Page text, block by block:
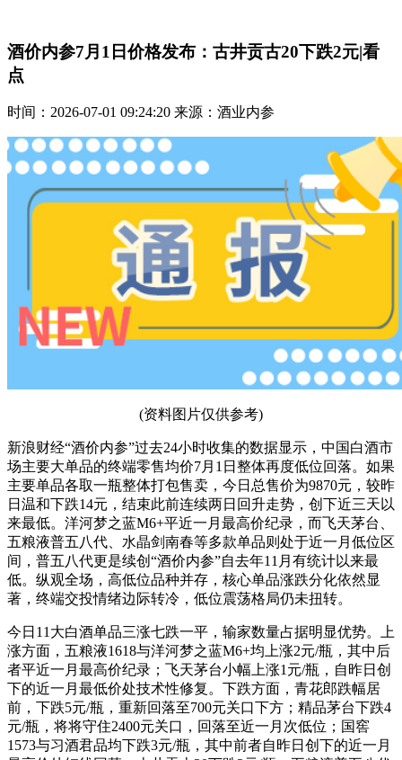
酒价内参7月1日价格发布：古井贡古20下跌2元|看
点
时间：2026-07-01 09:24:20 来源：酒业内参
(资料图片仅供参考)
新浪财经“酒价内参”过去24小时收集的数据显示，中国白酒市
场主要大单品的终端零售均价7月1日整体再度低位回落。如果
主要单品各取一瓶整体打包售卖，今日总售价为9870元，较昨
日温和下跌14元，结束此前连续两日回升走势，创下近三天以
来最低。洋河梦之蓝M6+平近一月最高价纪录，而飞天茅台、
五粮液普五八代、水晶剑南春等多款单品则处于近一月低位区
间，普五八代更是续创“酒价内参”自去年11月有统计以来最
低。纵观全场，高低位品种并存，核心单品涨跌分化依然显
著，终端交投情绪边际转冷，低位震荡格局仍未扭转。
今日11大白酒单品三涨七跌一平，输家数量占据明显优势。上
涨方面，五粮液1618与洋河梦之蓝M6+均上涨2元/瓶，其中后
者平近一月最高价纪录；飞天茅台小幅上涨1元/瓶，自昨日创
下的近一月最低价处技术性修复。下跌方面，青花郎跌幅居
前，下跌5元/瓶，重新回落至700元关口下方；精品茅台下跌4
元/瓶，将将守住2400元关口，回落至近一月次低位；国窖
1573与习酒君品均下跌3元/瓶，其中前者自昨日创下的近一月